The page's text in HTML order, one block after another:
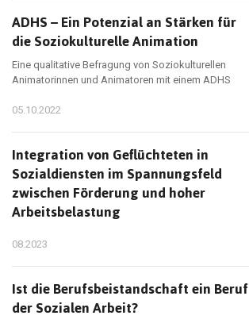
ADHS – Ein Potenzial an Stärken für
die Soziokulturelle Animation
Eine qualitative Befragung von Soziokulturellen
Animatorinnen und Animatoren mit einem ADHS
05.10.2022
Integration von Geflüchteten in
Sozialdiensten im Spannungsfeld
zwischen Förderung und hoher
Arbeitsbelastung
08.2023
Ist die Berufsbeistandschaft ein Beruf
der Sozialen Arbeit?